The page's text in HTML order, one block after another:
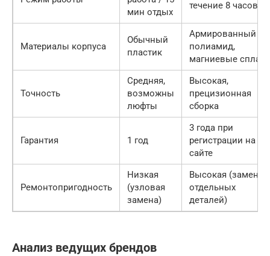
мин отдых
течение 8 часов
Материалы корпуса
Обычный
пластик
Армированный
полиамид,
магниевые
Точность
Средняя,
возможны
люфты
Высокая,
прецизионная
сборка
Гарантия 1 год
3 года при
регистрации на
сайте
Ремонтопригодность
Низкая
(узловая
замена)
Высокая (замена
отдельных
деталей)
Анализ ведущих брендов